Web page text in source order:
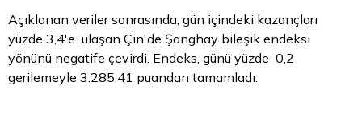
Açıklanan veriler sonrasında, gün içindeki kazançları
yüzde 3,4'e ulaşan Çin'de Şanghay bileşik endeksi
yönünü negatife çevirdi. Endeks, günü yüzde 0,2
gerilemeyle 3.285,41 puandan tamamladı.